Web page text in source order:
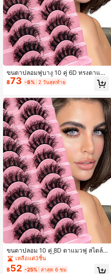
ขนตาปลอมฟูบาง 10 คู่ 6D ทรงตาแมว
ขนตาปลอมมิงค์น้ำหนักเบา หนาแน่น
D-Curl ลอนธรรมชาติ 8-18 มม. ใช้ซ้ำ
ะเทศกาลดนตรี
฿73 -8% 2 วันสุดท้าย
ขนตาปลอม 10 คู่ 8D ตาแมวฟู สไตล์ก
าร์ตูน D Curl ขนมิ้งค์เทียม 8-18 มม. ใ
ช้ซ้ำได้สำหรับใส่ประจำวันและวันหยุด
เหลือแค่3ชิ้น
฿52 -25% ล่าสุด 6 ชม